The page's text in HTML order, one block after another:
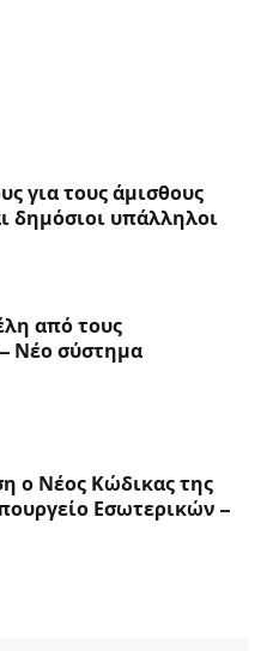
για τους άμισθους
δημόσιοι υπάλληλοι
από τους
Νέο σύστημα
ο Νέος Κώδικας της
Εσωτερικών –